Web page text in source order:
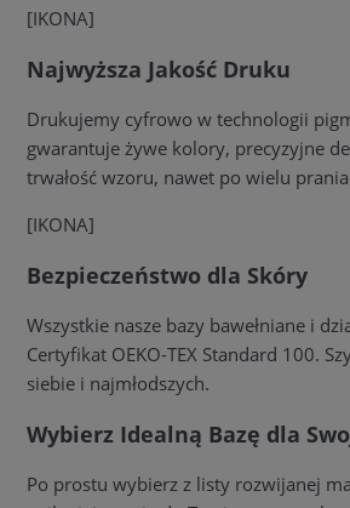
[IKONA]
Najwyższa Jakość Druku
Drukujemy cyfrowo w technologii
gwarantuje żywe kolory, precyzyjne
trwałość wzoru, nawet po wielu
[IKONA]
Bezpieczeństwo dla Skóry
Wszystkie nasze bazy bawełniane i
Certyfikat OEKO-TEX Standard 100.
siebie i najmłodszych.
Wybierz Idealną Bazę dla
Po prostu wybierz z listy rozwijanej